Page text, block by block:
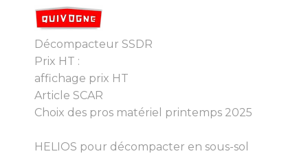
Décompacteur SSDR
Prix HT :
affichage prix HT
Article SCAR
Choix des pros matériel printemps 2025
HELIOS pour décompacter en sous-sol